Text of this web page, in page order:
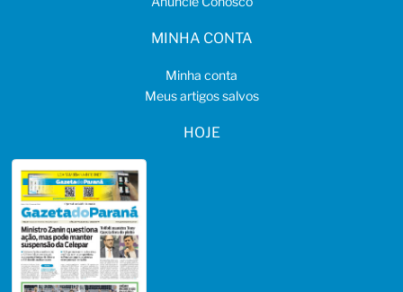
MINHA CONTA
Minha conta
Meus artigos salvos
HOJE